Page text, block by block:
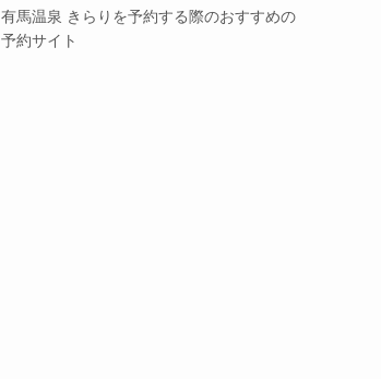
有馬温泉 きらりを予約する際のおすすめの
予約サイト